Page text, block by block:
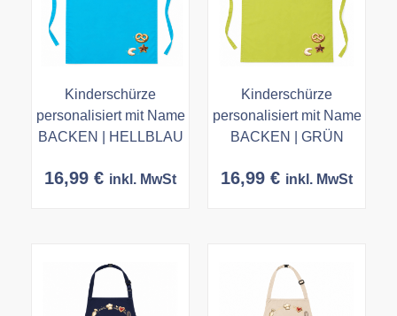
Kinderschürze
personalisiert mit Name
BACKEN | HELLBLAU
16,99 € inkl. MwSt
Kinderschürze
personalisiert mit Name
BACKEN | GRÜN
16,99 € inkl. MwSt